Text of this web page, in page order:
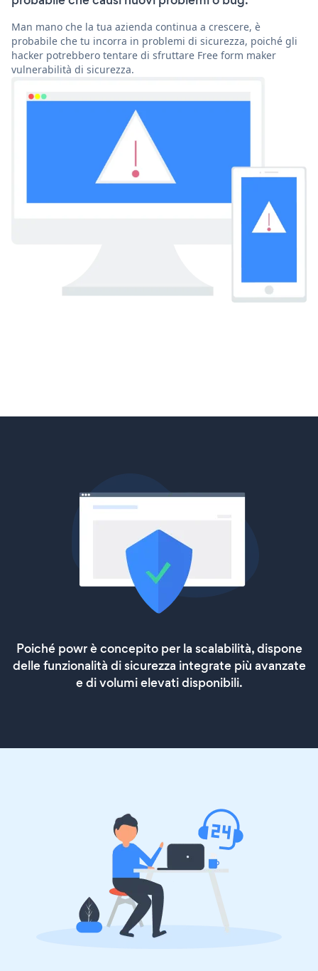
Man mano che la tua azienda continua a crescere, è
probabile che tu incorra in problemi di sicurezza, poiché gli
hacker potrebbero tentare di sfruttare Free form maker
vulnerabilità di sicurezza.
Poiché powr è concepito per la scalabilità, dispone
delle funzionalità di sicurezza integrate più avanzate
e di volumi elevati disponibili.